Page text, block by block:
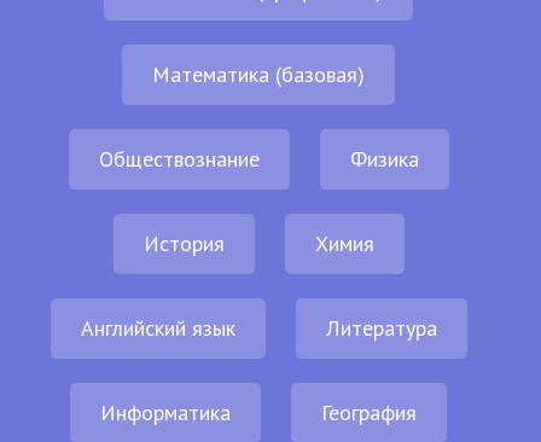
Математика (базовая)
Обществознание Физика
История Химия
Английский язык Литература
Информатика География